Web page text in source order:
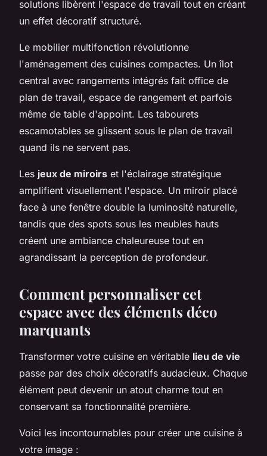
solutions libèrent l'espace de travail tout en créant
un effet décoratif structuré.
Le mobilier multifonction révolutionne
l'aménagement des cuisines compactes. Un îlot
central avec rangements intégrés fait office de
plan de travail, espace de rangement et parfois
même de table d'appoint. Les tabourets
escamotables se glissent sous le plan de travail
quand ils ne servent pas.
Les jeux de miroirs et l'éclairage stratégique
amplifient visuellement l'espace. Un miroir placé
face à une fenêtre double la luminosité naturelle,
tandis que des spots sous les meubles hauts
créent une ambiance chaleureuse tout en
agrandissant la perception de profondeur.
Comment personnaliser cet
espace avec des éléments déco
marquants
Transformer votre cuisine en véritable lieu de vie
passe par des choix décoratifs audacieux. Chaque
élément peut devenir un atout charme tout en
conservant sa fonctionnalité première.
Voici les incontournables pour créer une cuisine à
votre image :